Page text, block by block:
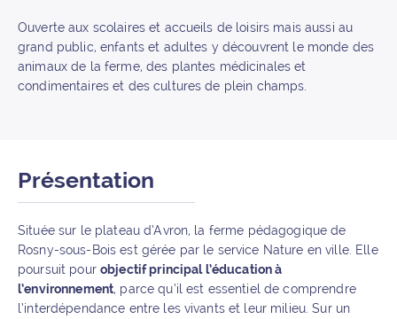
Ouverte aux scolaires et accueils de loisirs mais aussi au
grand public, enfants et adultes y découvrent le monde des
animaux de la ferme, des plantes médicinales et
condimentaires et des cultures de plein champs.
Présentation
Située sur le plateau d’Avron, la ferme pédagogique de
Rosny-sous-Bois est gérée par le service Nature en ville. Elle
poursuit pour objectif principal l’éducation à
l’environnement, parce qu’il est essentiel de comprendre
l’interdépendance entre les vivants et leur milieu. Sur un